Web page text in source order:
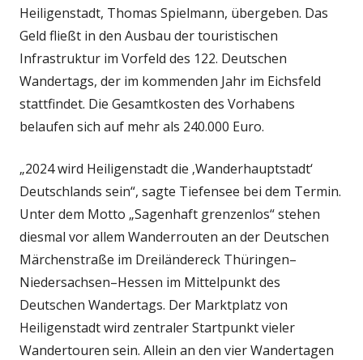
Heiligenstadt, Thomas Spielmann, übergeben. Das
Geld fließt in den Ausbau der touristischen
Infrastruktur im Vorfeld des 122. Deutschen
Wandertags, der im kommenden Jahr im Eichsfeld
stattfindet. Die Gesamtkosten des Vorhabens
belaufen sich auf mehr als 240.000 Euro.
„2024 wird Heiligenstadt die ‚Wanderhauptstadt‘
Deutschlands sein“, sagte Tiefensee bei dem Termin.
Unter dem Motto „Sagenhaft grenzenlos“ stehen
diesmal vor allem Wanderrouten an der Deutschen
Märchenstraße im Dreiländereck Thüringen–
Niedersachsen–Hessen im Mittelpunkt des
Deutschen Wandertags. Der Marktplatz von
Heiligenstadt wird zentraler Startpunkt vieler
Wandertouren sein. Allein an den vier Wandertagen